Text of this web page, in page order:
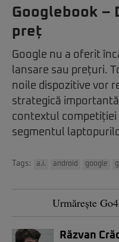
Googlebook –
preț
Google nu a oferit
lansare sau prețuri.
noile dispozitive vor
strategică
contextul competiției
segmentul
Tags: a.i. android google
Urmărește
Răzvan